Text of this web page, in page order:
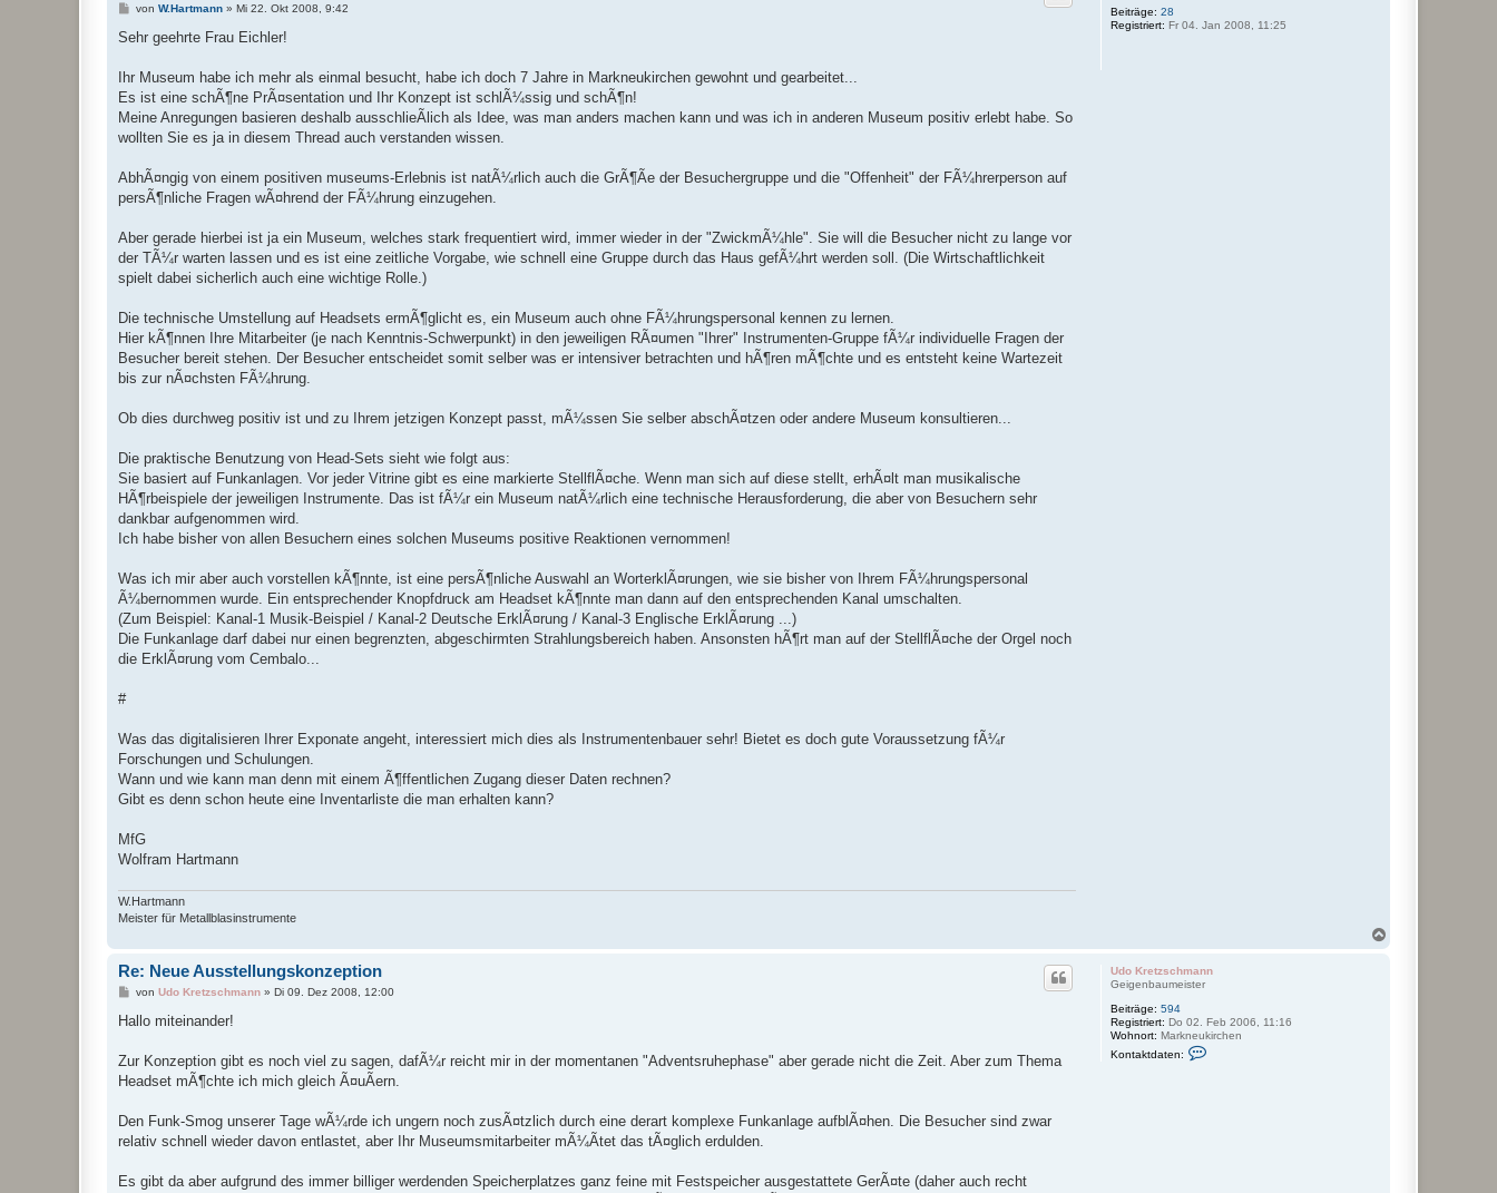
Beiträge: 28
Registriert: Fr 04. Jan 2008, 11:25
B
i
a
von W.Hartmann» Mi 22. Okt 2008, 9:42
Sehr geehrte Frau Eichler!
Ihr Museum habe ich mehr als einmal besucht, habe ich doch 7 Jahre in Markneukirchen gewohnt und gearbeitet...
Es ist eine schÃ¶ne PrÃ¤sentation und Ihr Konzept ist schlÃ¼ssig und schÃ¶n!
Meine Anregungen basieren deshalb ausschlieÃlich als Idee, was man anders machen kann und was ich in anderen Museum positiv erlebt habe. So
wollten Sie es ja in diesem Thread auch verstanden wissen.
AbhÃ¤ngig von einem positiven museums-Erlebnis ist natÃ¼rlich auch die GrÃ¶Ãe der Besuchergruppe und die "Offenheit" der FÃ¼hrerperson auf
persÃ¶nliche Fragen wÃ¤hrend der FÃ¼hrung einzugehen.
Aber gerade hierbei ist ja ein Museum, welches stark frequentiert wird, immer wieder in der "ZwickmÃ¼hle". Sie will die Besucher nicht zu lange vor
der TÃ¼r warten lassen und es ist eine zeitliche Vorgabe, wie schnell eine Gruppe durch das Haus gefÃ¼hrt werden soll. (Die Wirtschaftlichkeit
spielt dabei sicherlich auch eine wichtige Rolle.)
Die technische Umstellung auf Headsets ermÃ¶glicht es, ein Museum auch ohne FÃ¼hrungspersonal kennen zu lernen.
Hier kÃ¶nnen Ihre Mitarbeiter (je nach Kenntnis-Schwerpunkt) in den jeweiligen RÃ¤umen "Ihrer" Instrumenten-Gruppe fÃ¼r individuelle Fragen der
Besucher bereit stehen. Der Besucher entscheidet somit selber was er intensiver betrachten und hÃ¶ren mÃ¶chte und es entsteht keine Wartezeit
bis zur nÃ¤chsten FÃ¼hrung.
Ob dies durchweg positiv ist und zu Ihrem jetzigen Konzept passt, mÃ¼ssen Sie selber abschÃ¤tzen oder andere Museum konsultieren...
Die praktische Benutzung von Head-Sets sieht wie folgt aus:
Sie basiert auf Funkanlagen. Vor jeder Vitrine gibt es eine markierte StellflÃ¤che. Wenn man sich auf diese stellt, erhÃ¤lt man musikalische
HÃ¶rbeispiele der jeweiligen Instrumente. Das ist fÃ¼r ein Museum natÃ¼rlich eine technische Herausforderung, die aber von Besuchern sehr
dankbar aufgenommen wird.
Ich habe bisher von allen Besuchern eines solchen Museums positive Reaktionen vernommen!
Was ich mir aber auch vorstellen kÃ¶nnte, ist eine persÃ¶nliche Auswahl an WorterklÃ¤rungen, wie sie bisher von Ihrem FÃ¼hrungspersonal
Ã¼bernommen wurde. Ein entsprechender Knopfdruck am Headset kÃ¶nnte man dann auf den entsprechenden Kanal umschalten.
(Zum Beispiel: Kanal-1 Musik-Beispiel / Kanal-2 Deutsche ErklÃ¤rung / Kanal-3 Englische ErklÃ¤rung ...)
Die Funkanlage darf dabei nur einen begrenzten, abgeschirmten Strahlungsbereich haben. Ansonsten hÃ¶rt man auf der StellflÃ¤che der Orgel noch
die ErklÃ¤rung vom Cembalo...
#
Was das digitalisieren Ihrer Exponate angeht, interessiert mich dies als Instrumentenbauer sehr! Bietet es doch gute Voraussetzung fÃ¼r
Forschungen und Schulungen.
Wann und wie kann man denn mit einem Ã¶ffentlichen Zugang dieser Daten rechnen?
Gibt es denn schon heute eine Inventarliste die man erhalten kann?
MfG
Wolfram Hartmann
W.Hartmann
Meister für Metallblasinstrumente
Udo Kretzschmann
Geigenbaumeister
Beiträge: 594
Registriert: Do 02. Feb 2006, 11:16
Wohnort: Markneukirchen
Kontaktdaten:
Re: Neue Ausstellungskonzeption
B
i
a
von Udo Kretzschmann» Di 09. Dez 2008, 12:00
Hallo miteinander!
Zur Konzeption gibt es noch viel zu sagen, dafÃ¼r reicht mir in der momentanen "Adventsruhephase" aber gerade nicht die Zeit. Aber zum Thema
Headset mÃ¶chte ich mich gleich Ã¤uÃern.
Den Funk-Smog unserer Tage wÃ¼rde ich ungern noch zusÃ¤tzlich durch eine derart komplexe Funkanlage aufblÃ¤hen. Die Besucher sind zwar
relativ schnell wieder davon entlastet, aber Ihr Museumsmitarbeiter mÃ¼Ãtet das tÃ¤glich erdulden.
Es gibt da aber aufgrund des immer billiger werdenden Speicherplatzes ganz feine mit Festspeicher ausgestattete GerÃ¤te (daher auch recht